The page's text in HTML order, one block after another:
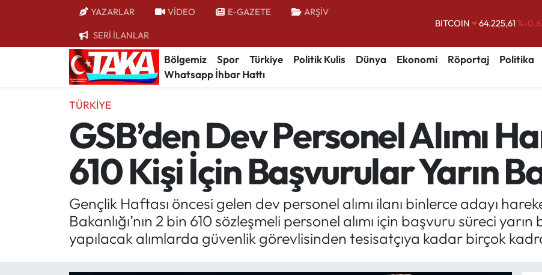
YAZARLAR VİDEO E-GAZETE ARŞİV
SERİ İLANLAR
DOLAR
47,7143
EURO
55,0317%-
Bölgemiz Spor Türkiye Politik Kulis Dünya Ekonomi Röportaj Politika
Whatsapp İhbar Hattı
TÜRKIYE
GSB’den Dev Personel Alımı
610 Kişi İçin Başvurular Yarın
Gençlik Haftası öncesi gelen dev personel alımı ilanı binlerce adayı
Bakanlığı’nın 2 bin 610 sözleşmeli personel alımı için başvuru süreci yarın
yapılacak alımlarda güvenlik görevlisinden tesisatçıya kadar birçok
Bölgemiz
Kültür/Sanat
Politik Kulis
Trabzon Nöbetçi Eczaneler
Trabzon Hava Durumu
Trabzon Trafik Yoğunluk Haritası
Süper Lig Puan Durumu ve Fikstür
Tüm Manşetler
Son Dakika Haberleri
Haber Arşivi